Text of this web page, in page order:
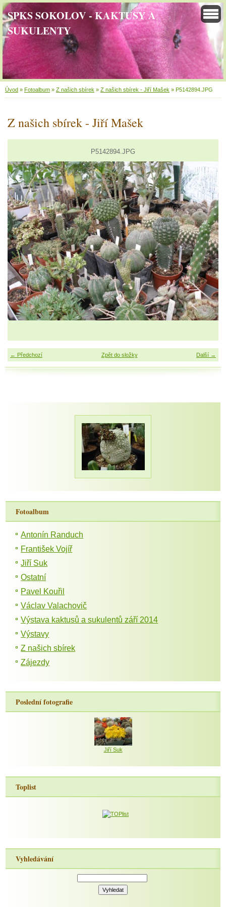
SPKS SOKOLOV - KAKTUSY A
SUKULENTY
Úvod » Fotoalbum » Z našich sbírek » Z našich sbírek - Jiří Mašek » P5142894.JPG
Z našich sbírek - Jiří Mašek
P5142894.JPG
← Předchozí Další →
Zpět do složky
Fotoalbum
Antonín Randuch
František Vojíř
Jiří Suk
Ostatní
Pavel Kouřil
Václav Valachovič
Výstava kaktusů a sukulentů září 2014
Výstavy
Z našich sbírek
Zájezdy
Poslední fotografie
Jiří Suk
Toplist
Vyhledávání